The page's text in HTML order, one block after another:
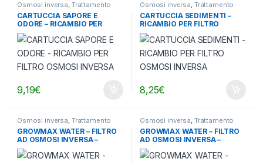
Osmosi inversa, Trattamento
acqua
CARTUCCIA SAPORE E
ODORE – RICAMBIO PER
FILTRO OSMOSI INVERSA
9,19€
Osmosi inversa, Trattamento
acqua
CARTUCCIA SEDIMENTI –
RICAMBIO PER FILTRO
OSMOSI INVERSA
8,25€
Osmosi inversa, Trattamento
acqua
GROWMAX WATER – FILTRO
AD OSMOSI INVERSA –
GROWMAX 3000
Osmosi inversa, Trattamento
acqua
GROWMAX WATER – FILTRO
AD OSMOSI INVERSA –
MAXQUARIUM 000 PPM